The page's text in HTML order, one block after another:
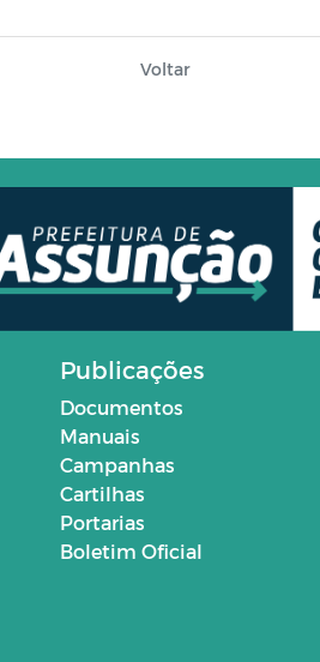
Voltar
Publicações
Documentos
Manuais
Campanhas
Cartilhas
Portarias
Boletim Oficial